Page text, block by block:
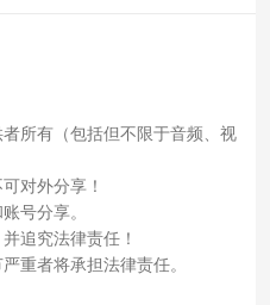
所有（包括但不限于音频、视
对外分享！
号分享。
追究法律责任！
重者将承担法律责任。